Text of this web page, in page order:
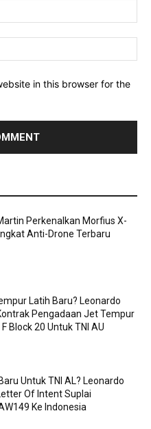
in this browser for the
Perkenalkan Morfius X-
Anti-Drone Terbaru
Latih Baru? Leonardo
Pengadaan Jet Tempur
Block 20 Untuk TNI AU
Untuk TNI AL? Leonardo
Of Intent Suplai
Ke Indonesia